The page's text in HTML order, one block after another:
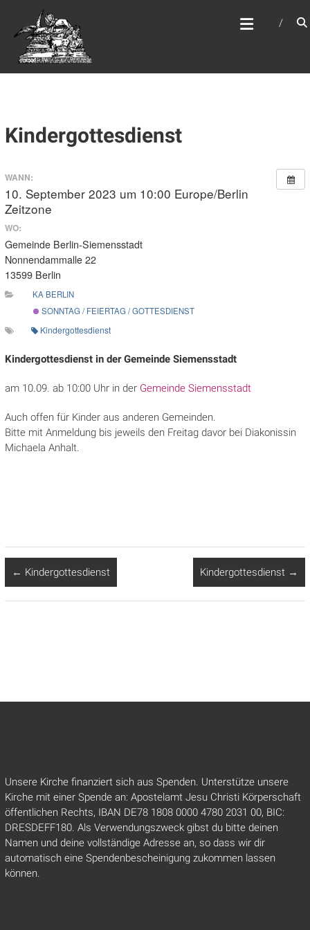
springen
WEBSITE DES
APOSTELAMTES JESU
CHRISTI KÖR
Kindergottesdienst
WANN:
10. September 2023 um 10:00 Europe/Berlin
Zeitzone
WO:
Gemeinde Berlin-Siemensstadt
Nonnendammalle 22
13599 Berlin
KA BERLIN
SONNTAG / FEIERTAG / GOTTESDIENST
Kindergottesdienst
Kindergottesdienst in der Gemeinde Siemensstadt
am 10.09. ab 10:00 Uhr in der Gemeinde Siemensstadt
Auch offen für Kinder aus anderen Gemeinden.
Bitte mit Anmeldung bis jeweils den Freitag davor bei Diakonissin
Michaela Anhalt.
← Kindergottesdienst Kindergottesdienst →
Unsere Kirche finanziert sich aus Spenden. Unterstütze unsere
Kirche mit einer Spende an: Apostelamt Jesu Christi Körperschaft
öffentlichen Rechts, IBAN DE78 1808 0000 4780 2031 00, BIC:
DRESDEFF180. Als Verwendungszweck gibst du bitte deinen
Namen und deine vollständige Adresse an, so dass wir dir
automatisch eine Spendenbescheinigung zukommen lassen
können.